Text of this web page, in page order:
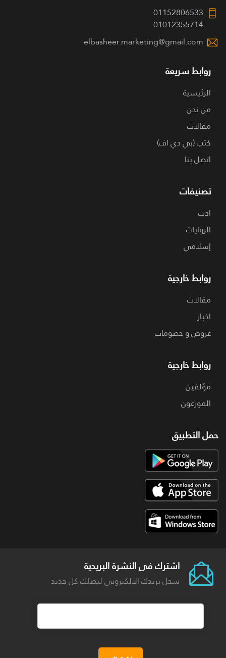
01152806533
01012355714
elbasheer.marketing@gmail.com
روابط سريعة
الرئيسية
من نحن
مقالات
كتب (بي دي اف)
اتصل بنا
تصنيفات
ادب
الروايات
إسلامي
روابط خارجية
مقالات
اخبار
عروض و خصومات
روابط خارجية
مؤلفين
الموزعون
حمل التطبيق
اشترك فى النشرة البريدية
سجل بريدك الالكترونى ليصلك كل جديد